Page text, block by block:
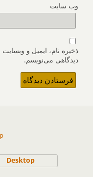
وب‌ سایت
ذخیره نام، ایمیل و
دیدگاهی می‌نویسم.
Desktop